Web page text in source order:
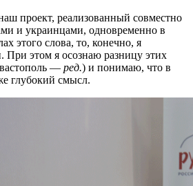
проект, реализованный совместно
и украинцами, одновременно в
этого слова, то, конечно, я
При этом я осознаю разницу этих
— ред.) и понимаю, что в
глубокий смысл.